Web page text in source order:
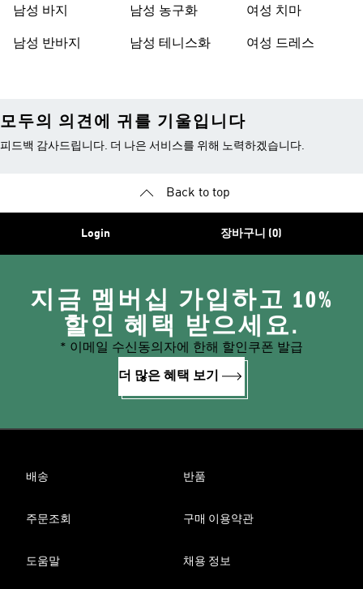
남성 바지
남성 반바지
남성 농구화
남성 테니스화
여성 치마
여성 드레스
모두의 의견에 귀를 기울입니다
피드백 감사드립니다. 더 나은 서비스를 위해 노력하겠습니다.
Back to top
Login 장바구니 (0)
지금 멤버십 가입하고 10%
할인 혜택 받으세요.
* 이메일 수신동의자에 한해 할인쿠폰 발급
더 많은 혜택 보기
배송 반품
주문조회 구매 이용약관
도움말 채용 정보